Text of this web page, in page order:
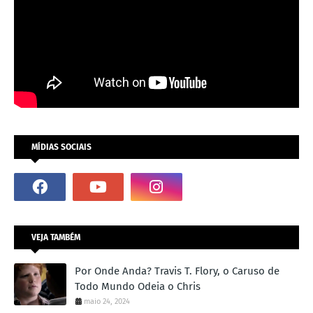
MÍDIAS SOCIAIS
VEJA TAMBÉM
Por Onde Anda? Travis T. Flory, o Caruso de
Todo Mundo Odeia o Chris
maio 24, 2024